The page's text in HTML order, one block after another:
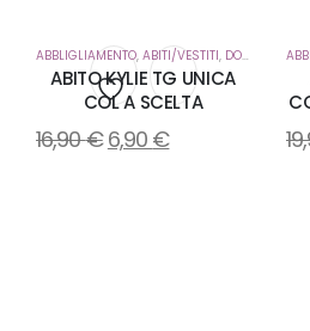
Aggiungi
ABBLIGLIAMENTO, ABITI/VESTITI, DONNA
ABITO KYLIE TG UNICA
COL A SCELTA
16,90€ 6,90 €